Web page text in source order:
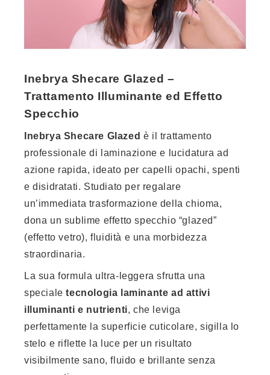
Inebrya Shecare Glazed –
Trattamento Illuminante ed Effetto
Specchio
Inebrya Shecare Glazed è il trattamento
professionale di laminazione e lucidatura ad
azione rapida, ideato per capelli opachi, spenti
e disidratati. Studiato per regalare
un’immediata trasformazione della chioma,
dona un sublime effetto specchio “glazed”
(effetto vetro), fluidità e una morbidezza
straordinaria.
La sua formula ultra-leggera sfrutta una
specialetecnologia laminante ad attivi
illuminanti e nutrienti, che leviga
perfettamente la superficie cuticolare, sigilla lo
stelo e riflette la luce per un risultato
visibilmente sano, fluido e brillante senza